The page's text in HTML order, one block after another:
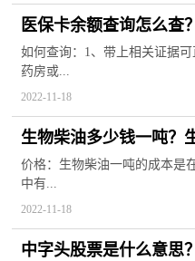
医保卡余额查询怎么查
吗？
如何查询：1、带上相关证据
药房或...
2022-11-18
生物柴油多少钱一吨？
哪些？
价格：生物柴油一吨的成本是
中有...
2022-11-18
中字头股票是什么意思